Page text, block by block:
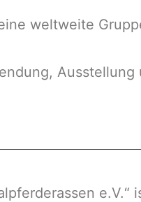
weltweite
Ausstellung
e.V.“